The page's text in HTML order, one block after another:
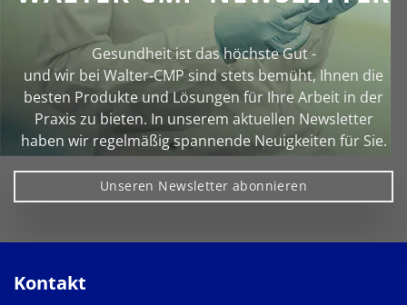
Gesundheit ist das höchste Gut -
und wir bei Walter‑CMP sind stets bemüht, Ihnen die
besten Produkte und Lösungen für Ihre Arbeit in der
Praxis zu bieten. In unserem aktuellen Newsletter
haben wir regelmäßig spannende Neuigkeiten für Sie.
Unseren Newsletter abonnieren
Kontakt